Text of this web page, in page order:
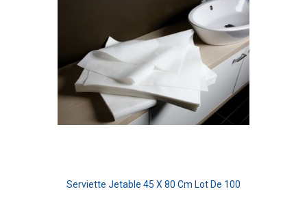
Serviette Jetable 45 X 80 Cm Lot De 100